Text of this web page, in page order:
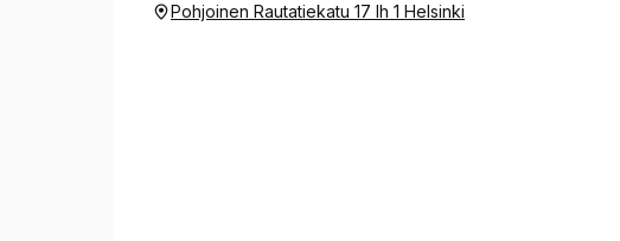
Pohjoinen Rautatiekatu 17 lh 1 Helsinki